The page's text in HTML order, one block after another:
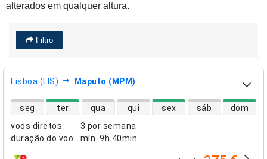
alterados em qualquer altura.
Filtro
Lisboa (LIS) Maputo (MPM)
voos diretos:
3 por semana
duração do voo: mín. 9h 40min
disponibilidade de voos diretos
seg ter qua qui sex sáb dom